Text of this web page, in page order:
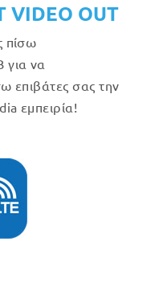
VIDEO OUT
πίσω
να
επιβάτες σας την
εμπειρία!